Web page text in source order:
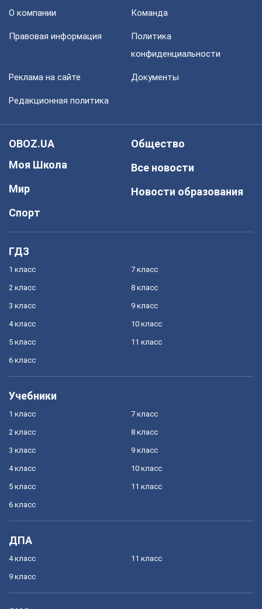
О компании Команда
Правовая информация
Политика
конфиденциальности
Реклама на сайте Документы
Редакционная политика
OBOZ.UA
Моя Школа
Мир
Спорт
Общество
Все новости
Новости образования
ГДЗ
1 класс
2 класс
3 класс
4 класс
5 класс
6 класс
7 класс
8 класс
9 класс
10 класс
11 класс
Учебники
1 класс
2 класс
3 класс
4 класс
5 класс
6 класс
7 класс
8 класс
9 класс
10 класс
11 класс
ДПА
4 класс
9 класс
11 класс